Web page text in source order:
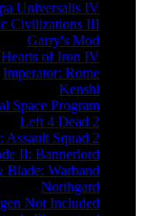
Universalis IV
Civilizations III
Garry's Mod
Hearts of Iron IV
Imperator: Rome
Kenshi
Space Program
Left 4 Dead 2
Assault Squad 2
II: Bannerlord
Blade: Warband
Northgard
Not Included